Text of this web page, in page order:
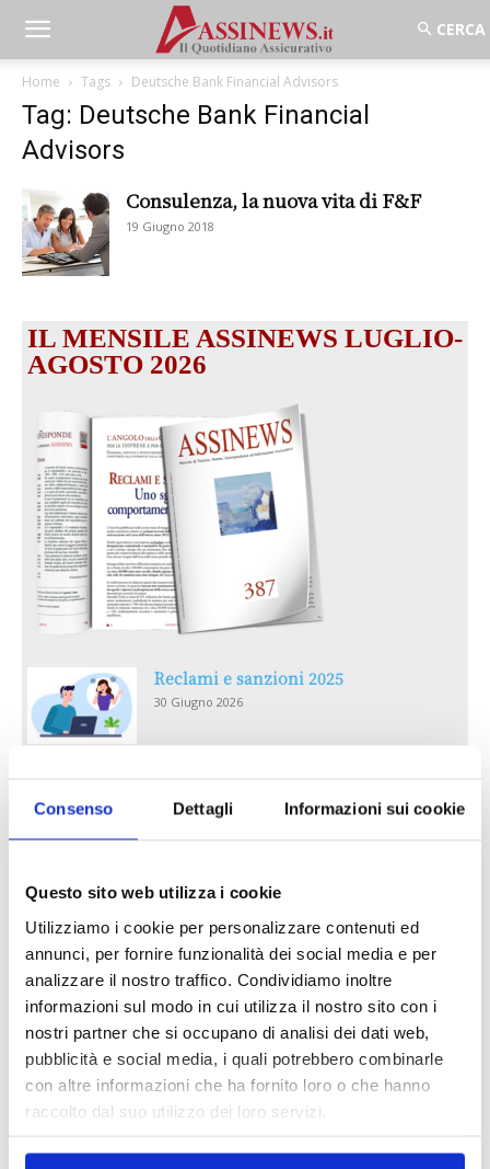
Consenso Dettagli Informazioni sui cookie
Questo sito web utilizza i cookie
Utilizziamo i cookie per personalizzare contenuti ed
annunci, per fornire funzionalità dei social media e per
analizzare il nostro traffico. Condividiamo inoltre
informazioni sul modo in cui utilizza il nostro sito con i
nostri partner che si occupano di analisi dei dati web,
pubblicità e social media, i quali potrebbero combinarle
con altre informazioni che ha fornito loro o che hanno
raccolto dal suo utilizzo dei loro servizi.
Home Tags Deutsche Bank Financial Advisors
Tag: Deutsche Bank Financial
Advisors
Consulenza, la nuova vita di F&F
19 Giugno 2018
IL MENSILE ASSINEWS LUGLIO-
AGOSTO 2026
Reclami e sanzioni 2025
30 Giugno 2026
RECENSIONI E CRISI DIGITALI
Il “Modulo CAI” diventa digitale
30 Giugno 2026
TUTTI GLI ARTICOLI DEL MESE